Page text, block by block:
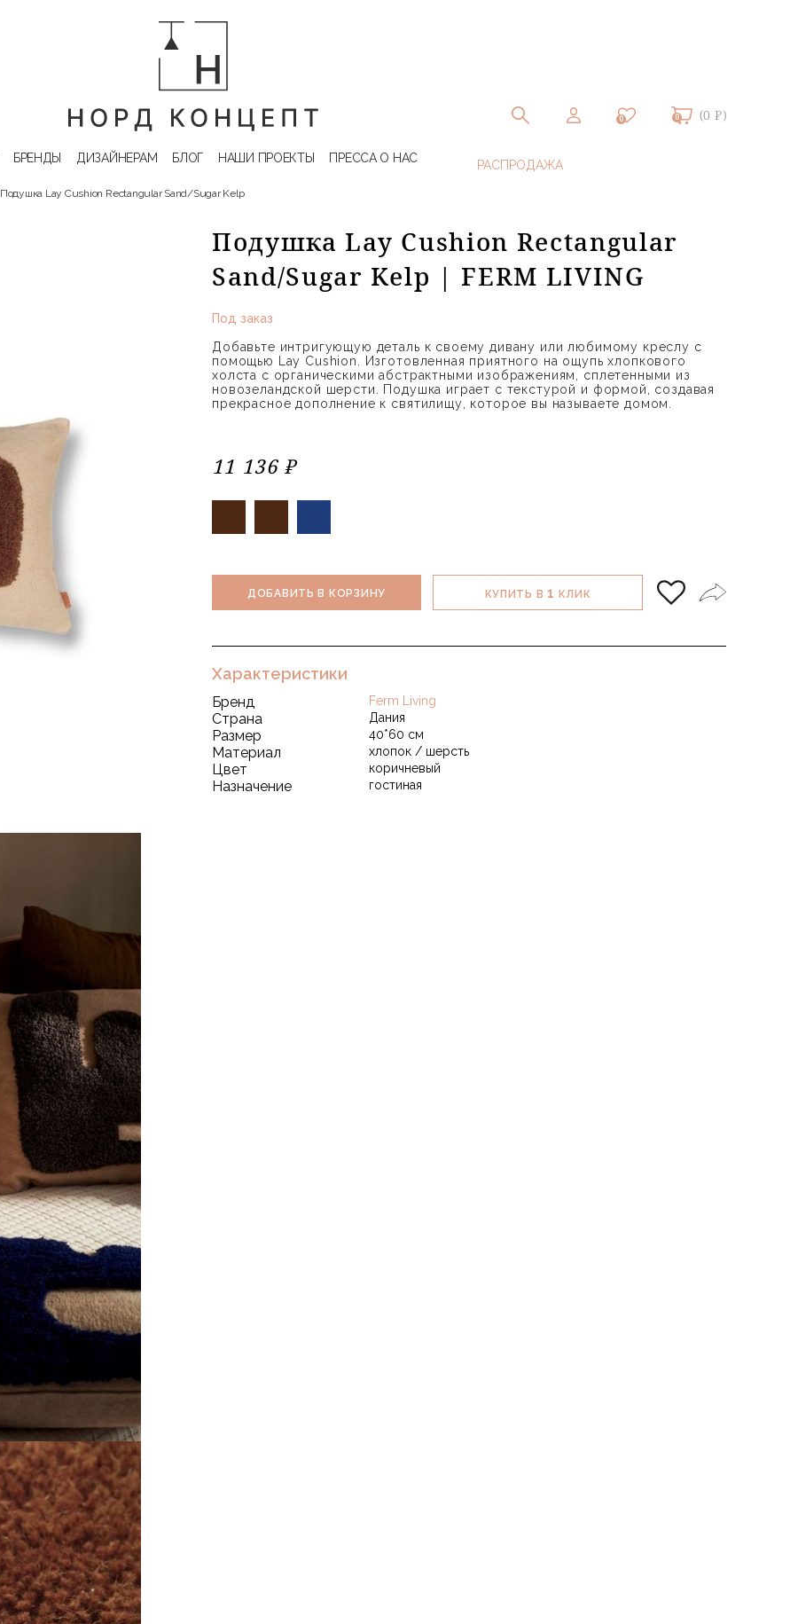
0 0 (0 ₽)
БРЕНДЫ ДИЗАЙНЕРАМ БЛОГ НАШИ ПРОЕКТЫ ПРЕССА О НАС
Подушка Lay Cushion Rectangular Sand/Sugar Kelp
Подушка Lay Cushion Rectangular
Sand/Sugar Kelp | FERM LIVING
Под заказ
Добавьте интригующую деталь к своему дивану или любимому креслу с
помощью Lay Cushion. Изготовленная приятного на ощупь хлопкового
холста с органическими абстрактными изображениям, сплетенными из
новозеландской шерсти. Подушка играет с текстурой и формой, создавая
прекрасное дополнение к святилищу, которое вы называете домом.
11 136 ₽
ДОБАВИТЬ В КОРЗИНУ КУПИТЬ В1 КЛИК
Характеристики
Бренд Ferm Living
Страна Дания
Размер 40*60 см
Материал хлопок / шерсть
Цвет коричневый
Назначение гостиная